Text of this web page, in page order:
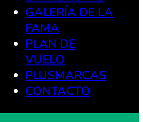
GALERÍA DE LA
FAMA
PLAN DE
VUELO
PLUSMARCAS
CONTACTO